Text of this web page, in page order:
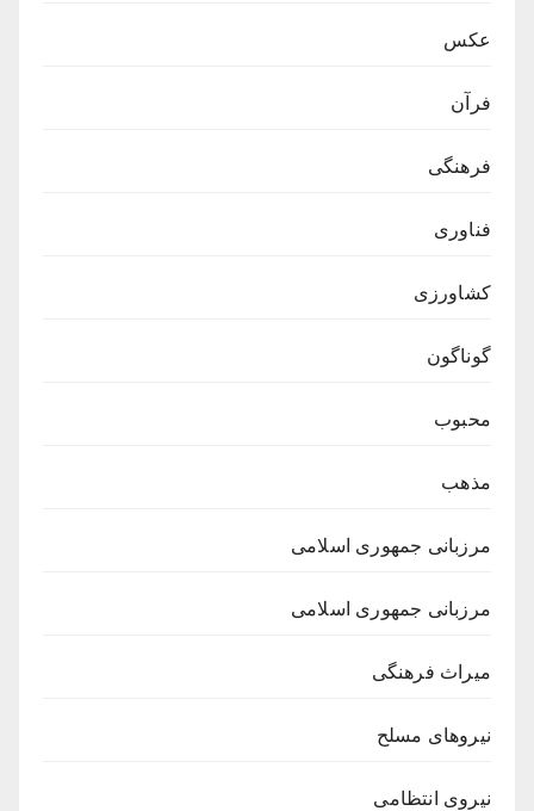
عکس
فرآن
فرهنگی
فناوری
کشاورزی
گوناگون
محبوب
مذهب
مرزبانی جمهوری اسلامی
مرزبانی جمهوری اسلامی
میراث فرهنگی
نیروهای مسلح
نیروی انتظامی